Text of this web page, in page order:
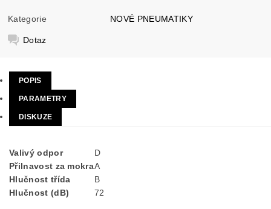
Kategorie NOVÉ PNEUMATIKY
Dotaz
POPIS
PARAMETRY
DISKUZE
Valivý odpor
D
Přilnavost za mokraA
Hlučnost třída
B
Hlučnost (dB)
72